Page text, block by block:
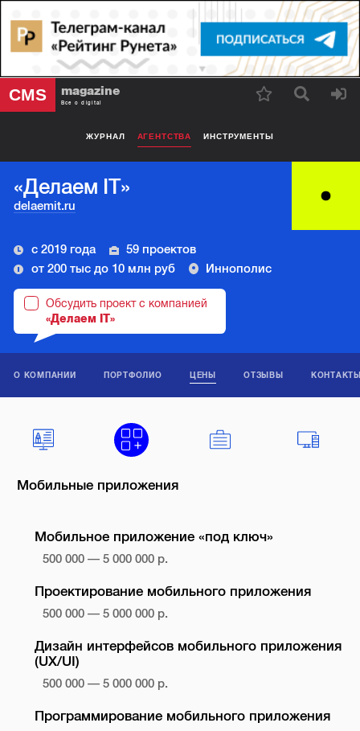
CMS magazine
Все о digital
ЖУРНАЛ АГЕНТСТВА ИНСТРУМЕНТЫ
«Делаем IT»
delaemit.ru
с 2019 года
59 проектов
от 200 тыс до 10 млн руб
Иннополис
Обсудить проект с компанией
«Делаем IT»
О КОМПАНИИ ПОРТФОЛИО ЦЕНЫ ОТЗЫВЫ
Мобильные приложения
Мобильное приложение «под ключ»
500 000 — 5 000 000 р.
Проектирование мобильного приложения
500 000 — 5 000 000 р.
Дизайн интерфейсов мобильного приложения
(UX/UI)
500 000 — 5 000 000 р.
Программирование мобильного приложения